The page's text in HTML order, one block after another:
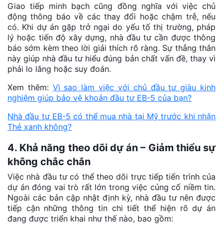
Giao tiếp minh bạch cũng đồng nghĩa với việc chủ
động thông báo về các thay đổi hoặc chậm trễ, nếu
có. Khi dự án gặp trở ngại do yếu tố thị trường, pháp
lý hoặc tiến độ xây dựng, nhà đầu tư cần được thông
báo sớm kèm theo lời giải thích rõ ràng. Sự thẳng thắn
này giúp nhà đầu tư hiểu đúng bản chất vấn đề, thay vì
phải lo lắng hoặc suy đoán.
Xem thêm: Vì sao làm việc với chủ đầu tư giàu kinh
nghiệm giúp bảo vệ khoản đầu tư EB-5 của bạn?
Nhà đầu tư EB-5 có thể mua nhà tại Mỹ trước khi nhận
Thẻ xanh không?
4. Khả năng theo dõi dự án – Giảm thiểu sự
không chắc chắn
Việc nhà đầu tư có thể theo dõi trực tiếp tiến trình của
dự án đóng vai trò rất lớn trong việc củng cố niềm tin.
Ngoài các bản cập nhật định kỳ, nhà đầu tư nên được
tiếp cận những thông tin chi tiết thể hiện rõ dự án
đang được triển khai như thế nào, bao gồm: